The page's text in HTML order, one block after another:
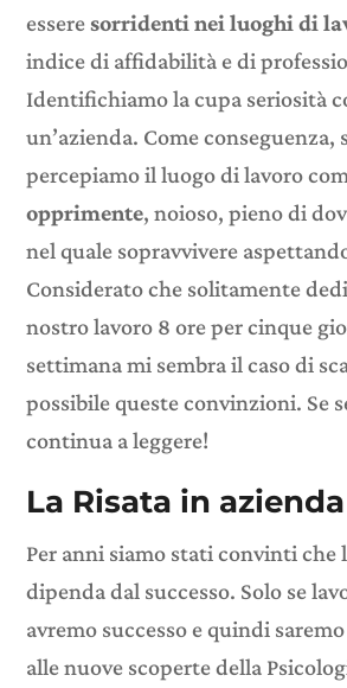
esseresorridenti nei luoghi di
indice di affidabilità e di
Identifichiamo la cupa seriosità
un’azienda. Come conseguenza,
percepiamo il luogo di lavoro
opprimente, noioso, pieno di
nel quale sopravvivere
Considerato che solitamente
nostro lavoro 8 ore per cinque
settimana mi sembra il caso di
possibile queste convinzioni. Se
continua a leggere!
La Risata in azienda
Per anni siamo stati convinti che
dipenda dal successo. Solo se
avremo successo e quindi
alle nuove scoperte della